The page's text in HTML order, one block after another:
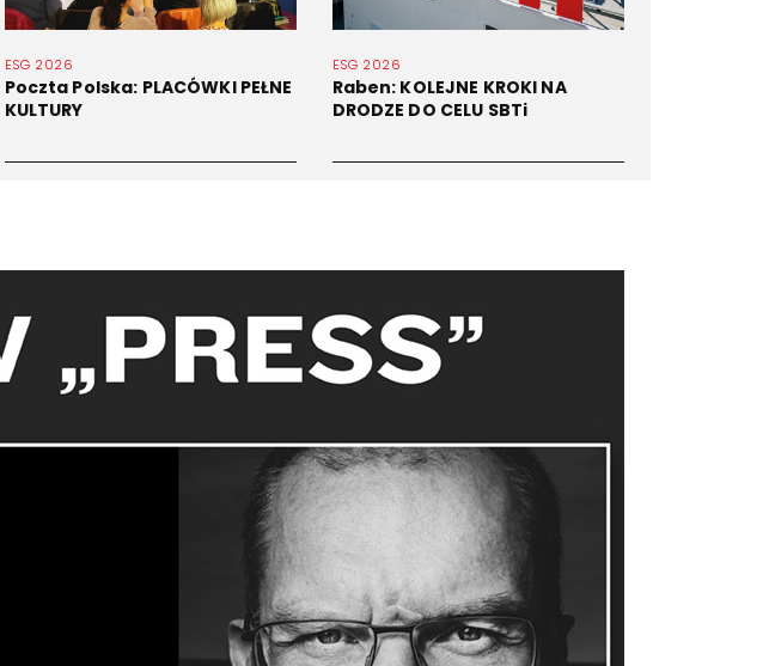
ESG 2026
Poczta Polska: PLACÓWKI PEŁNE
KULTURY
ESG 2026
Raben: KOLEJNE KROKI NA
DRODZE DO CELU SBTi